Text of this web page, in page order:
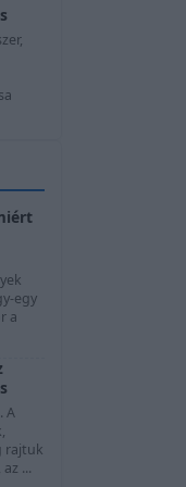
egy
a
A
rajtuk
...